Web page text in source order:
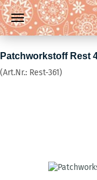
Patchworkstoff Rest
(Art.Nr.: Rest-361)